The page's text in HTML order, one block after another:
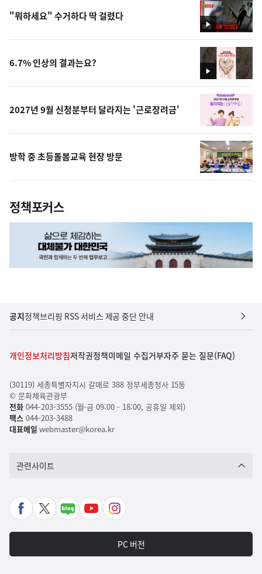
영
상
"뭐하세요" 수거하다 딱 걸렸다
영
상
6.7% 인상의 결과는요?
2027년 9월 신청분부터 달라지는 '근로장려금'
방학 중 초등돌봄교육 현장 방문
정책포커스
공지정책브리핑 RSS 서비스 제공 중단 안내
개인정보처리방침저작권정책이메일 수집거부자주 묻는 질문(FAQ)
(30119) 세종특별자치시 갈매로 388 정부세종청사 15동
© 문화체육관광부
전화044-203-3555 (월-금 09:00 - 18:00, 공휴일 제외)
팩스044-203-3488
대표메일 webmaster@korea.kr
관련사이트
페
북
X
가
네
포
유
바
인
타
그
PC 버전